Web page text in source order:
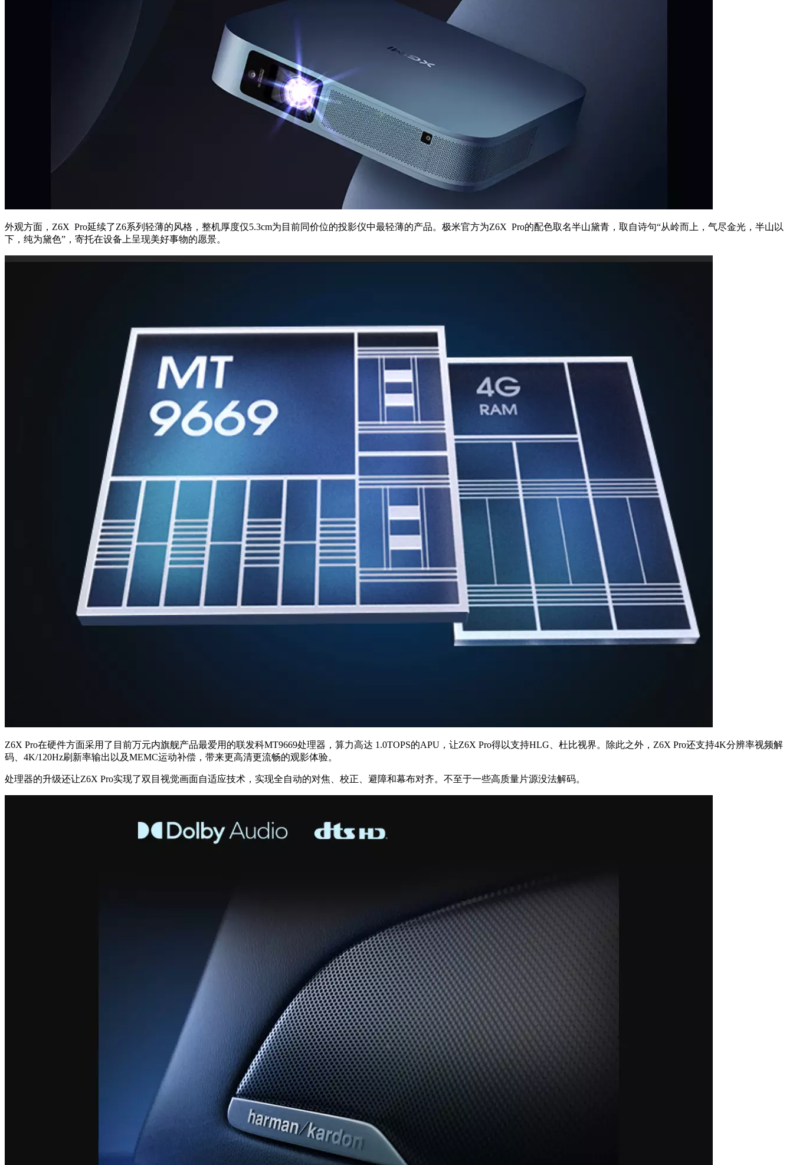
外观方面，Z6X Pro延续了Z6系列轻薄的风格，整机厚度仅5.3cm为目前同价位的投影仪中最轻薄的产品。极米官方为Z6X Pro的配色取名半山黛青，取自诗句“从岭而上，气尽金光，半山以
下，纯为黛色”，寄托在设备上呈现美好事物的愿景。
Z6X Pro在硬件方面采用了目前万元内旗舰产品最爱用的联发科MT9669处理器，算力高达 1.0TOPS的APU，让Z6X Pro得以支持HLG、杜比视界。除此之外，Z6X Pro还支持4K分辨率视频解
码、4K/120Hz刷新率输出以及MEMC运动补偿，带来更高清更流畅的观影体验。
处理器的升级还让Z6X Pro实现了双目视觉画面自适应技术，实现全自动的对焦、校正、避障和幕布对齐。不至于一些高质量片源没法解码。